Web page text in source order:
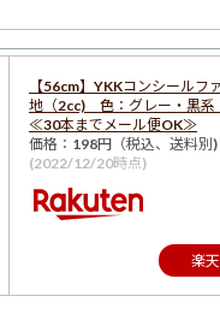
【56cm】YKKコンシール
地（2cc) 色：グレー・
≪30本までメール便OK≫
価格：198円（税込、送料別)
(2022/12/20時点)
楽